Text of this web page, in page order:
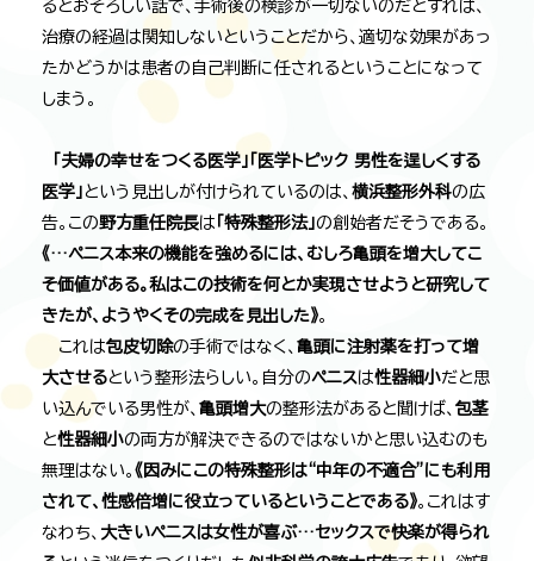
るとおそろしい話で、手術後の検診が一切ないのだとすれば、
治療の経過は関知しないということだから、適切な効果があっ
たかどうかは患者の自己判断に任されるということになって
しまう。
「夫婦の幸せをつくる医学」「医学トピック 男性を逞しくする
医学」
という見出しが付けられているのは、 横浜整形外科の広
告。この野方重任院長は 「特殊整形法」 の創始者だそうである。
《…ペニス本来の機能を強めるには、むしろ亀頭を増大してこ
そ価値がある。私はこの技術を何とか実現させようと研究して
きたが、ようやくその完成を見出した》。
これは包皮切除の手術ではなく、 亀頭に注射薬を打って増
大させるという整形法らしい。自分のペニスは性器細小だと思
い込んでいる男性が、 亀頭増大の整形法があると聞けば、 包茎
と性器細小の両方が解決できるのではないかと思い込むのも
無理はない。 《因みにこの特殊整形は“中年の不適合”にも利用
されて、性感倍増に役立っているということである》。これはす
なわち、 大きいペニスは女性が喜ぶ…セックスで快楽が得られ